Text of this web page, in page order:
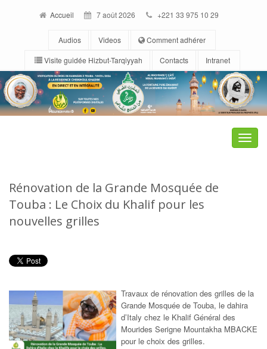
Accueil 7 août 2026 +221 33 975 10 29
Audios Videos
Comment adhérer
Visite guidée Hizbut-Tarqiyyah
Contacts Intranet
Toggle
Rénovation de la Grande Mosquée de
Touba : Le Choix du Khalif pour les
nouvelles grilles
Travaux de rénovation des grilles de la
Grande Mosquée de Touba, le dahira
d’Italy chez le Khalif Général des
Mourides Serigne Mountakha MBACKE
pour le choix des grilles.